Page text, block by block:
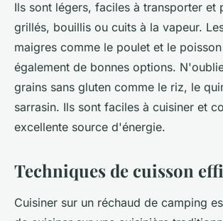
Ils sont légers, faciles à transporter et
grillés, bouillis ou cuits à la vapeur.
maigres comme le poulet et le
également de bonnes options.
grains sans gluten comme le riz, le
sarrasin. Ils sont faciles à cuisiner et
excellente source d'énergie.
Techniques de cuisson
Cuisiner sur un réchaud de camping